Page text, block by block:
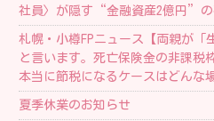
社員〉が隠す“金融資産2億円”の
札幌・小樽FPニュース【両親が「
と言います。死亡保険金の非課税
本当に節税になるケースはどんな
夏季休業のお知らせ